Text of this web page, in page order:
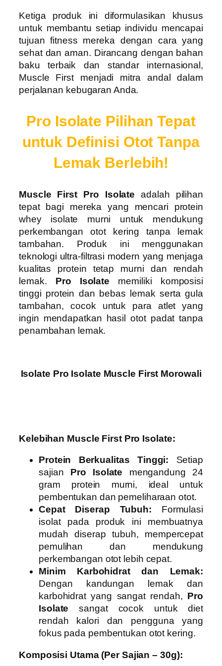
Ketiga produk ini diformulasikan khusus
untuk membantu setiap individu mencapai
tujuan fitness mereka dengan cara yang
sehat dan aman. Dirancang dengan bahan
baku terbaik dan standar internasional,
Muscle First menjadi mitra andal dalam
perjalanan kebugaran Anda.
Pro Isolate Pilihan Tepat
untuk Definisi Otot Tanpa
Lemak Berlebih!
Muscle First Pro Isolateadalah pilihan
tepat bagi mereka yang mencari protein
whey isolate murni untuk mendukung
perkembangan otot kering tanpa lemak
tambahan. Produk ini menggunakan
teknologi ultra-filtrasi modern yang menjaga
kualitas protein tetap murni dan rendah
lemak. Pro Isolate memiliki komposisi
tinggi protein dan bebas lemak serta gula
tambahan, cocok untuk para atlet yang
ingin mendapatkan hasil otot padat tanpa
penambahan lemak.
Isolate Pro Isolate Muscle First Morowali
Kelebihan Muscle First Pro Isolate:
Protein Berkualitas Tinggi: Setiap
sajian Pro Isolate mengandung 24
gram protein murni, ideal untuk
pembentukan dan pemeliharaan otot.
Cepat Diserap Tubuh: Formulasi
isolat pada produk ini membuatnya
mudah diserap tubuh, mempercepat
pemulihan dan mendukung
perkembangan otot lebih cepat.
Minim Karbohidrat dan Lemak:
Dengan kandungan lemak dan
karbohidrat yang sangat rendah, Pro
Isolate sangat cocok untuk diet
rendah kalori dan pengguna yang
fokus pada pembentukan otot kering.
Komposisi Utama (Per Sajian – 30g):